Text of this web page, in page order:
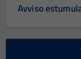
Avviso